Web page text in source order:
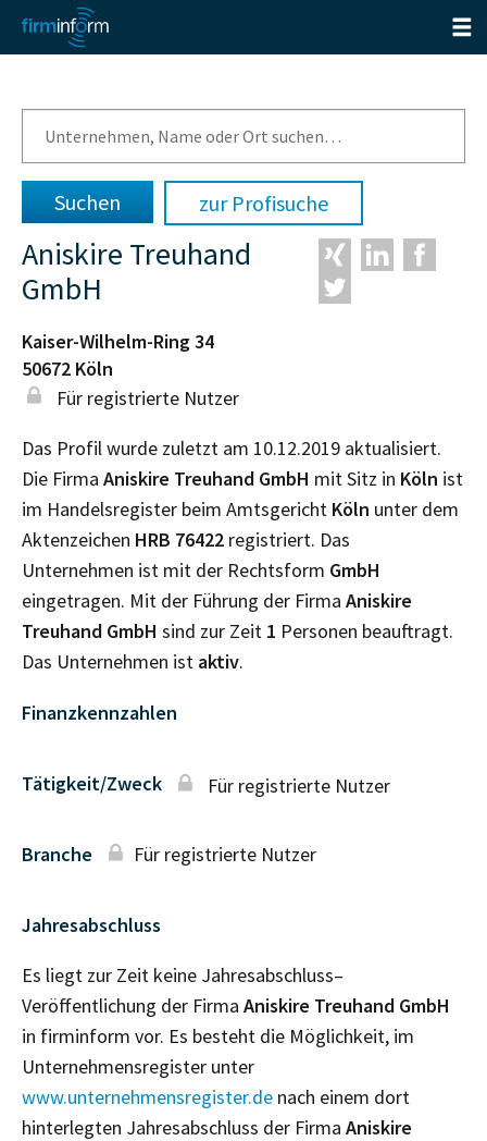
zur Profisuche
Aniskire Treuhand
GmbH
Kaiser-Wilhelm-Ring 34
50672 Köln
Für registrierte Nutzer
Das Profil wurde zuletzt am 10.12.2019 aktualisiert.
Die Firma Aniskire Treuhand GmbH mit Sitz in Köln ist
im Handelsregister beim Amtsgericht Köln unter dem
Aktenzeichen HRB 76422 registriert. Das
Unternehmen ist mit der Rechtsform GmbH
eingetragen. Mit der Führung der Firma Aniskire
Treuhand GmbH sind zur Zeit 1 Personen beauftragt.
Das Unternehmen ist aktiv.
Finanzkennzahlen
Tätigkeit/Zweck Für registrierte Nutzer
Branche Für registrierte Nutzer
Jahresabschluss
Es liegt zur Zeit keine Jahresabschluss–
Veröffentlichung der Firma Aniskire Treuhand GmbH
in firminform vor. Es besteht die Möglichkeit, im
Unternehmensregister unter
www.unternehmensregister.de nach einem dort
hinterlegten Jahresabschluss der Firma Aniskire